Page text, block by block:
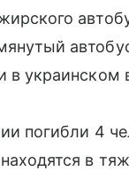
в украинском
погибли 4
в